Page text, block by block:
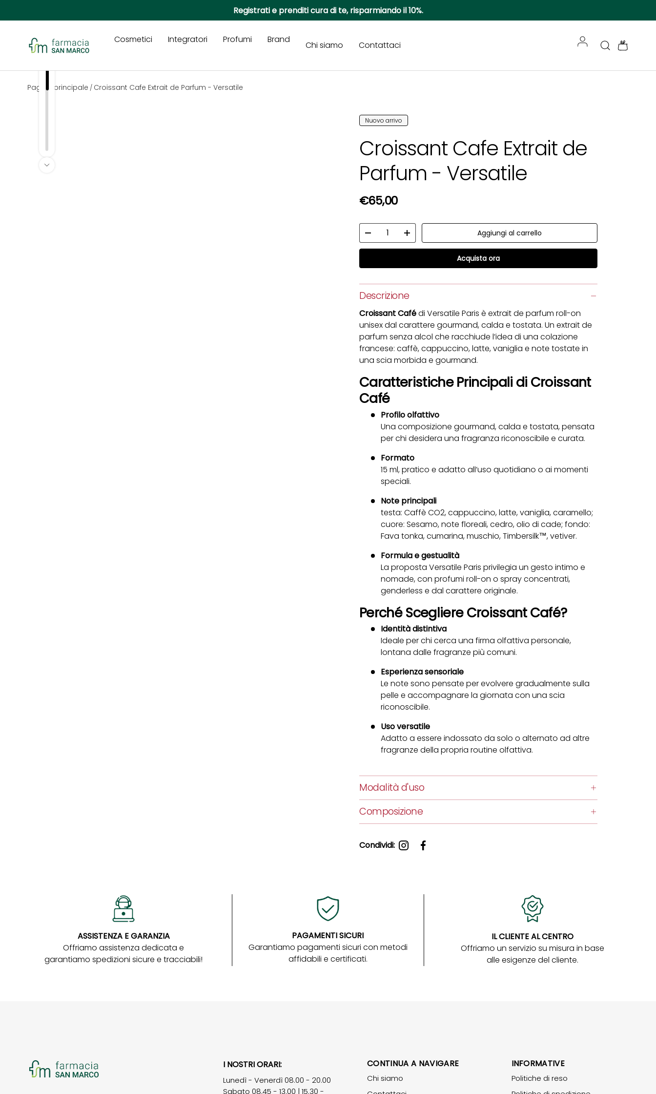
Registrati e prenditi cura di te, risparmiando il 10%.
Cosmetici Integratori Profumi Brand
Chi siamo Contattaci Accedi Cerca
Pagina principale / Croissant Cafe Extrait de Parfum - Versatile
Nuovo arrivo
Croissant Cafe Extrait de
Parfum - Versatile
Prezzo normale
€65,00
Diminuire la quantitàAumenta la quantità
Aggiungi al carrello
Acquista ora
Descrizione
Croissant Cafédi Versatile Paris è extrait de parfum roll-on
unisex dal carattere gourmand, calda e tostata. Un extrait de
parfum senza alcol che racchiude l’idea di una colazione
francese: caffè, cappuccino, latte, vaniglia e note tostate in
una scia morbida e gourmand.
Caratteristiche Principali di Croissant
Café
Profilo olfattivo
Una composizione gourmand, calda e tostata, pensata
per chi desidera una fragranza riconoscibile e curata.
Formato
15 ml, pratico e adatto all’uso quotidiano o ai momenti
speciali.
Note principali
testa: Caffè CO2, cappuccino, latte, vaniglia, caramello;
cuore: Sesamo, note floreali, cedro, olio di cade; fondo:
Fava tonka, cumarina, muschio, Timbersilk™, vetiver.
Formula e gestualità
La proposta Versatile Paris privilegia un gesto intimo e
nomade, con profumi roll-on o spray concentrati,
genderless e dal carattere originale.
Perché Scegliere Croissant Café?
Identità distintiva
Ideale per chi cerca una firma olfattiva personale,
lontana dalle fragranze più comuni.
Esperienza sensoriale
Le note sono pensate per evolvere gradualmente sulla
pelle e accompagnare la giornata con una scia
riconoscibile.
Uso versatile
Adatto a essere indossato da solo o alternato ad altre
fragranze della propria routine olfattiva.
Modalità d'uso
Composizione
Condividi:
ASSISTENZA E GARANZIA
Offriamo assistenza dedicata e
garantiamo spedizioni sicure e tracciabili!
PAGAMENTI SICURI
Garantiamo pagamenti sicuri con metodi
affidabili e certificati.
IL CLIENTE AL CENTRO
Offriamo un servizio su misura in base
alle esigenze del cliente.
I NOSTRI ORARI:
Lunedì - Venerdì 08.00 - 20.00
Sabato 08.45 - 13.00 | 15.30 -
CONTINUA A NAVIGARE
Chi siamo
INFORMATIVE
Politiche di reso